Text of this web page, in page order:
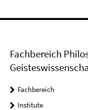
Fachbereich
Fachbereich
Institute